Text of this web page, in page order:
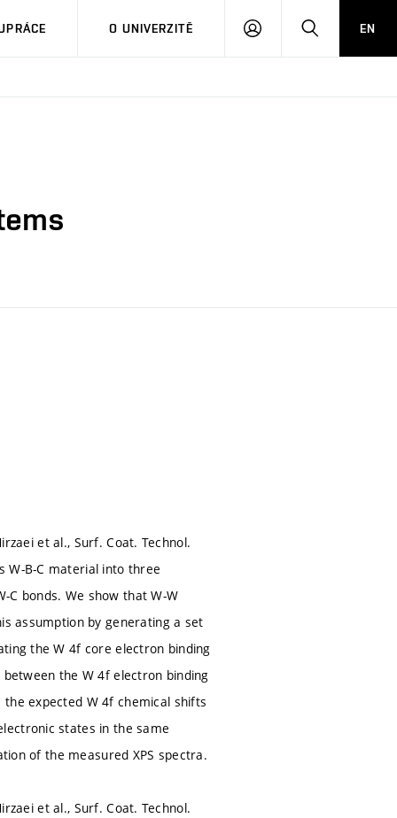
O UNIVERZITĚ
PŘIHLÁSIT HLEDATEN
et al., Surf. Coat. Technol.
W-B-C material into three
C bonds. We show that W-W
assumption by generating a set
the W 4f core electron binding
the W 4f electron binding
expected W 4f chemical shifts
states in the same
of the measured XPS spectra.
et al., Surf. Coat. Technol.